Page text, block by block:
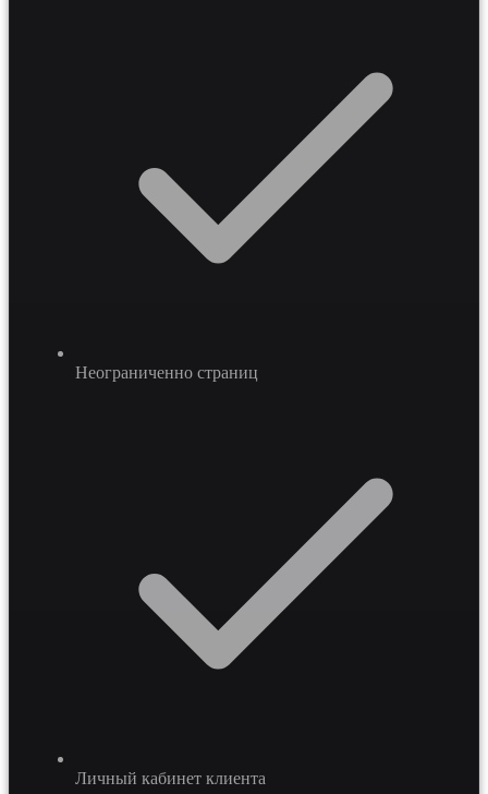
Неограниченно страниц
Личный кабинет клиента